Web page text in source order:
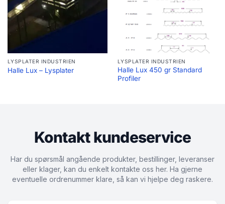
LYSPLATER INDUSTRIEN
Halle Lux – Lysplater
LYSPLATER INDUSTRIEN
Halle Lux 450 gr Standard
Profiler
Kontakt kundeservice
Har du spørsmål angående produkter, bestillinger, leveranser
eller klager, kan du enkelt kontakte oss her. Ha gjerne
eventuelle ordrenummer klare, så kan vi hjelpe deg raskere.